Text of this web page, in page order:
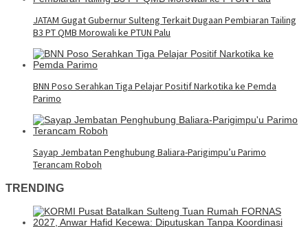
JATAM Gugat Gubernur Sulteng Terkait Dugaan Pembiaran Tailing
B3 PT QMB Morowali ke PTUN Palu
BNN Poso Serahkan Tiga Pelajar Positif Narkotika ke Pemda
Parimo
Sayap Jembatan Penghubung Baliara-Parigimpu’u Parimo
Terancam Roboh
TRENDING